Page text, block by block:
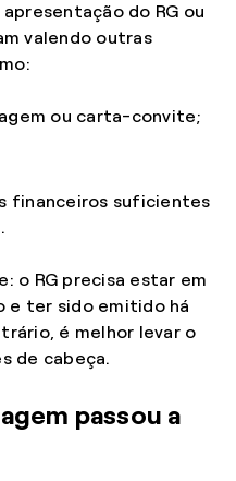
do RG ou
valendo outras
ou carta-convite;
financeiros suficientes
o RG precisa estar em
e ter sido emitido há
é melhor levar o
de cabeça.
passou a